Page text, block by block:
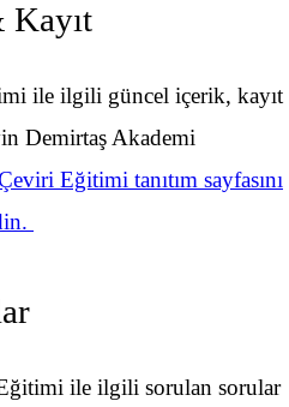
Kayıt
ile ilgili güncel içerik, kayıt
Demirtaş Akademi
Eğitimi tanıtım sayfasını
ile ilgili sorulan sorular